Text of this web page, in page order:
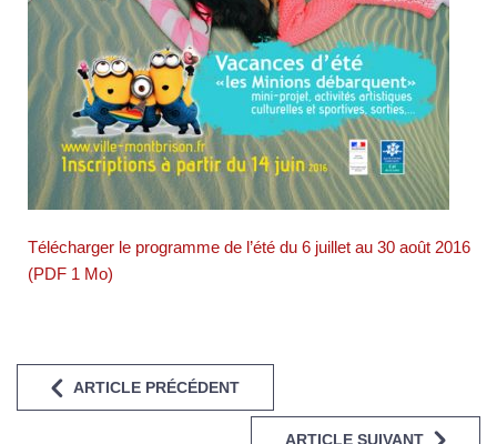
Télécharger le programme de l’été du 6 juillet au 30 août 2016
(PDF 1 Mo)
ARTICLE PRÉCÉDENT
ARTICLE SUIVANT